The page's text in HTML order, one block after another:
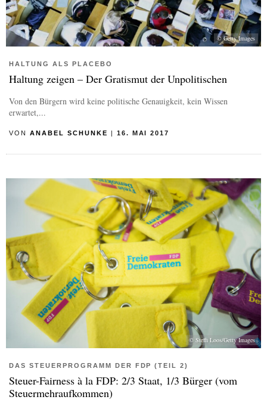
© Getty Images
HALTUNG ALS PLACEBO
Haltung zeigen – Der Gratismut der Unpolitischen
Von den Bürgern wird keine politische Genauigkeit, kein Wissen
erwartet,...
VON ANABEL SCHUNKE | 16. MAI 2017
© Steffi Loos/Getty Images
DAS STEUERPROGRAMM DER FDP (TEIL 2)
Steuer-Fairness à la FDP: 2/3 Staat, 1/3 Bürger (vom
Steuermehraufkommen)